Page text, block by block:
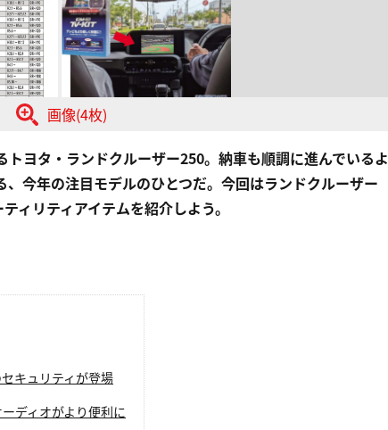
画像(4枚)
ヨタ・ランドクルーザー250。納車も順調に進んでいるよ
今年の注目モデルのひとつだ。今回はランドクルーザー
ィリティアイテムを紹介しよう。
キュリティが登場
ディオがより便利に